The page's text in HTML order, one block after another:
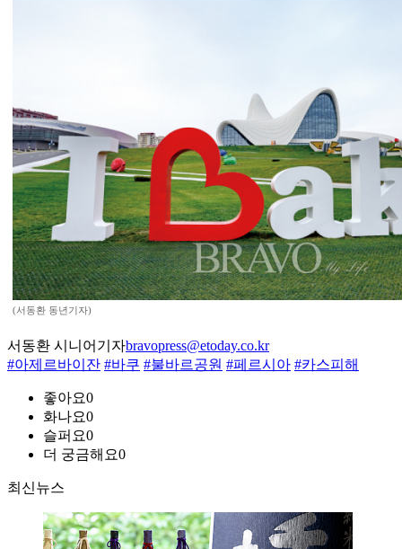
(서동환 동년기자)
서동환 시니어기자bravopress@etoday.co.kr
#아제르바이잔 #바쿠 #불바르공원 #페르시아 #카스피해
좋아요0
화나요0
슬퍼요0
더 궁금해요0
최신뉴스